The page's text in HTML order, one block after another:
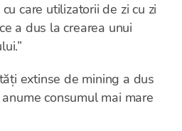
care utilizatorii de zi cu zi
a dus la crearea unui
extinse de mining a dus
consumul mai mare